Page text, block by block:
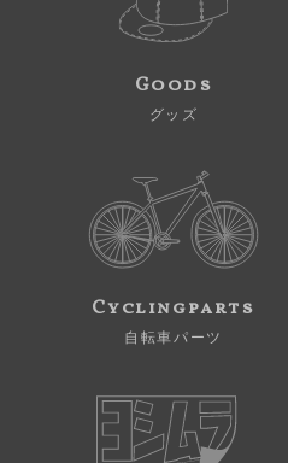
Goods
グッズ
Cyclingparts
自転車パーツ